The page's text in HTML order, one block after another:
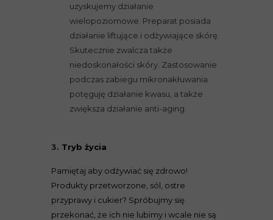
uzyskujemy działanie
wielopoziomowe. Preparat posiada
działanie liftujące i odżywiające skórę.
Skutecznie zwalcza także
niedoskonałości skóry. Zastosowanie
podczas zabiegu mikronakłuwania
potęguję działanie kwasu, a także
zwiększa działanie anti-aging.
3. Tryb życia
Pamiętaj aby odżywiać się zdrowo!
Produkty przetworzone, sól, ostre
przyprawy i cukier? Spróbujmy się
przekonać, że ich nie lubimy i wcale nie są